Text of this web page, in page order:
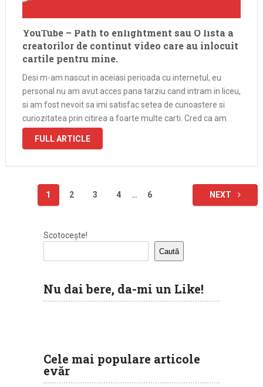
YouTube – Path to enlightment sau O lista a
creatorilor de continut video care au inlocuit
cartile pentru mine.
Desi m-am nascut in aceiasi perioada cu internetul, eu
personal nu am avut acces pana tarziu cand intram in liceu,
si am fost nevoit sa imi satisfac setea de cunoastere si
curiozitatea prin citirea a foarte multe carti. Cred ca am
mai spus-o pe aici, consumam …
FULL ARTICLE
Paginație
articole
1 2 3 4 … 6 NEXT
Scotocește!
Caută
Nu dai bere, da-mi un Like!
Cele mai populare articole
evăr